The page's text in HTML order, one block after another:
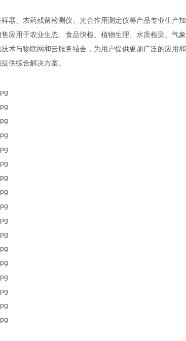
器、农药残留检测仪、光合作用测定仪等产品专业生产加
应用于农业生态、食品快检、植物生理、水质检测、气象
术与物联网和云服务结合，为用户提供更加广泛的应用和
供综合解决方案。